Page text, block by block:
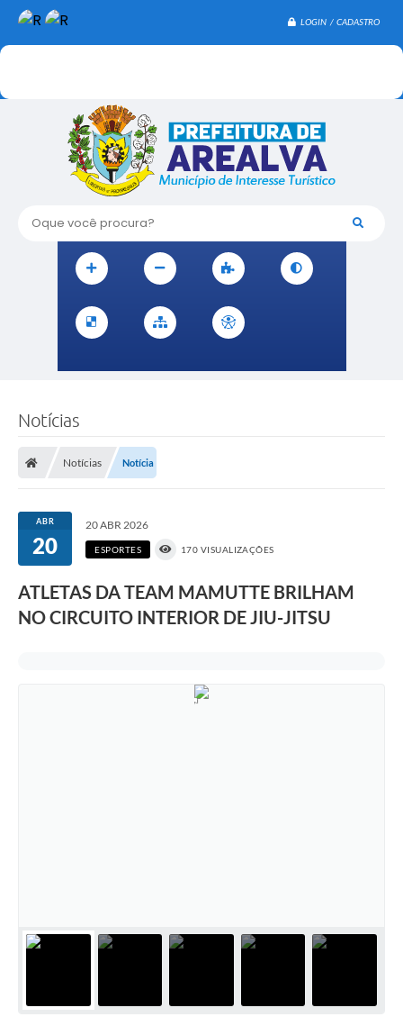
LOGIN / CADASTRO
Oque você procura?
Notícias
Notícias Notícia
ABR
20
20 ABR 2026
ESPORTES 170 VISUALIZAÇÕES
ATLETAS DA TEAM MAMUTTE BRILHAM
NO CIRCUITO INTERIOR DE JIU-JITSU